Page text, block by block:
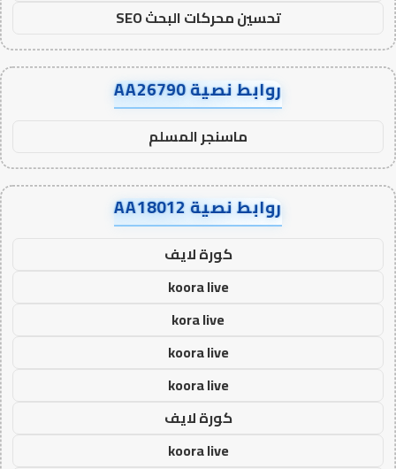
تحسين محركات البحث SEO
روابط نصية AA26790
ماسنجر المسلم
روابط نصية AA18012
كورة لايف
koora live
kora live
koora live
koora live
كورة لايف
koora live